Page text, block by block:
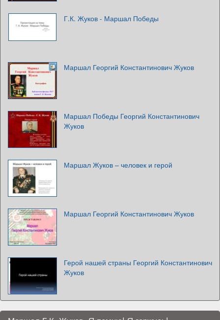
Г.К. Жуков - Маршал Победы
Маршал Георгий Константинович Жуков
Маршал Победы Георгий Константинович
Жуков
Маршал Жуков – человек и герой
Маршал Георгий Константинович Жуков
Герой нашей страны Георгий Константинович
Жуков